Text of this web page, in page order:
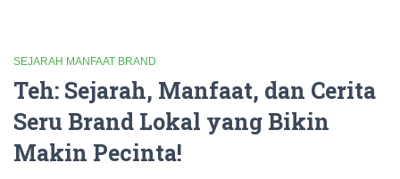
SEJARAH MANFAAT BRAND
Teh: Sejarah, Manfaat, dan Cerita
Seru Brand Lokal yang Bikin
Makin Pecinta!